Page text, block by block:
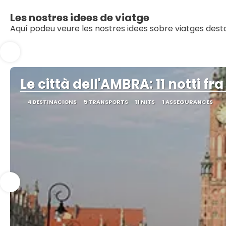
Les nostres idees de viatge
Aquí podeu veure les nostres idees sobre viatges
Le città dell'AMBRA: 11 notti
4 DESTINACIONS 5 TRANSPORTS 11 NITS 1 ASSEGURANCES